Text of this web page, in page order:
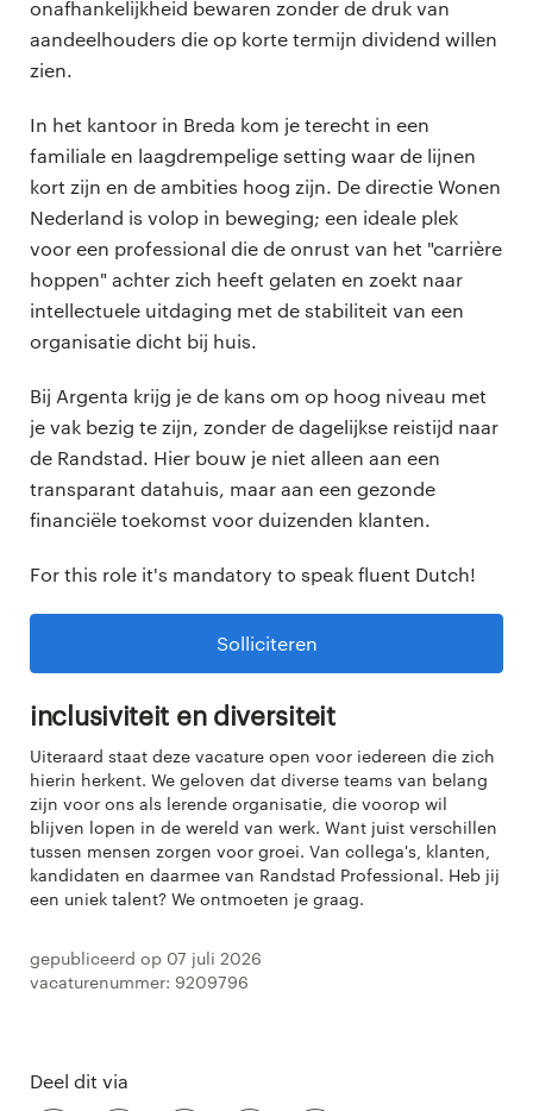
onafhankelijkheid bewaren zonder de druk van
aandeelhouders die op korte termijn dividend willen
zien.
In het kantoor in Breda kom je terecht in een
familiale en laagdrempelige setting waar de lijnen
kort zijn en de ambities hoog zijn. De directie Wonen
Nederland is volop in beweging; een ideale plek
voor een professional die de onrust van het "carrière
hoppen" achter zich heeft gelaten en zoekt naar
intellectuele uitdaging met de stabiliteit van een
organisatie dicht bij huis.
Bij Argenta krijg je de kans om op hoog niveau met
je vak bezig te zijn, zonder de dagelijkse reistijd naar
de Randstad. Hier bouw je niet alleen aan een
transparant datahuis, maar aan een gezonde
financiële toekomst voor duizenden klanten.
For this role it's mandatory to speak fluent Dutch!
Solliciteren
Inclusiviteit en diversiteit
Uiteraard staat deze vacature open voor iedereen die zich
hierin herkent. We geloven dat diverse teams van belang
zijn voor ons als lerende organisatie, die voorop wil
blijven lopen in de wereld van werk. Want juist verschillen
tussen mensen zorgen voor groei. Van collega's, klanten,
kandidaten en daarmee van Randstad Professional. Heb jij
een uniek talent? We ontmoeten je graag.
Gepubliceerd op 07 juli 2026
Vacaturenummer: 9209796
Deel dit via